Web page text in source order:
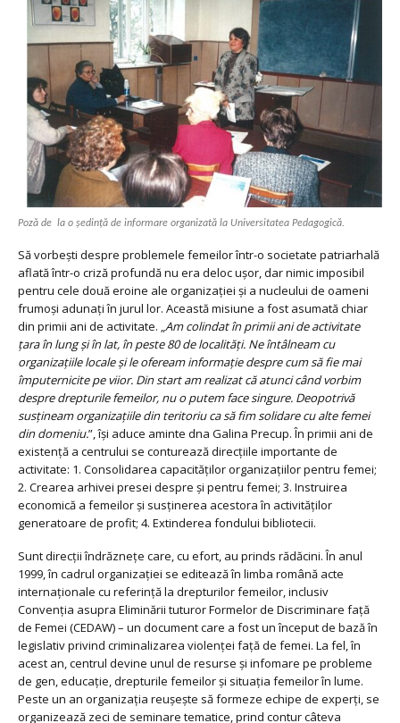
Poză de la o ședință de informare organizată la Universitatea Pedagogică.
Să vorbești despre problemele femeilor într-o societate patriarhală
aflată într-o criză profundă nu era deloc ușor, dar nimic imposibil
pentru cele două eroine ale organizației și a nucleului de oameni
frumoși adunați în jurul lor. Această misiune a fost asumată chiar
din primii ani de activitate. „Am colindat în primii ani de activitate
țara în lung și în lat, în peste 80 de localități. Ne întâlneam cu
organizațiile locale și le ofeream informație despre cum să fie mai
împuternicite pe viior. Din start am realizat că atunci când vorbim
despre drepturile femeilor, nu o putem face singure. Deopotrivă
susțineam organizațiile din teritoriu ca să fim solidare cu alte femei
din domeniu.”, își aduce aminte dna Galina Precup. În primii ani de
existență a centrului se conturează direcțiile importante de
activitate: 1. Consolidarea capacităților organizațiilor pentru femei;
2. Crearea arhivei presei despre și pentru femei; 3. Instruirea
economică a femeilor și susținerea acestora în activităților
generatoare de profit; 4. Extinderea fondului bibliotecii.
Sunt direcții îndrăznețe care, cu efort, au prinds rădăcini. În anul
1999, în cadrul organizației se editează în limba română acte
internaționale cu referință la drepturilor femeilor, inclusiv
Convenția asupra Eliminării tuturor Formelor de Discriminare față
de Femei (CEDAW) – un document care a fost un început de bază în
legislativ privind criminalizarea violenței față de femei. La fel, în
acest an, centrul devine unul de resurse și infomare pe probleme
de gen, educație, drepturile femeilor și situația femeilor în lume.
Peste un an organizația reușește să formeze echipe de experți, se
organizează zeci de seminare tematice, prind contur câteva